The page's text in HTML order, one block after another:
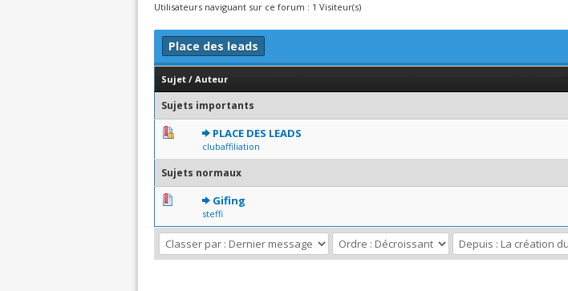
Utilisateurs naviguant sur ce forum : 1 Visiteur(s)
Place des leads
Sujet / Auteur
Sujets importants
PLACE DES LEADS
clubaffiliation
0 Votes - 0 sur 5 en moyenne
Sujets normaux
Gifing
steffi
0 Votes - 0 sur 5 en moyenne